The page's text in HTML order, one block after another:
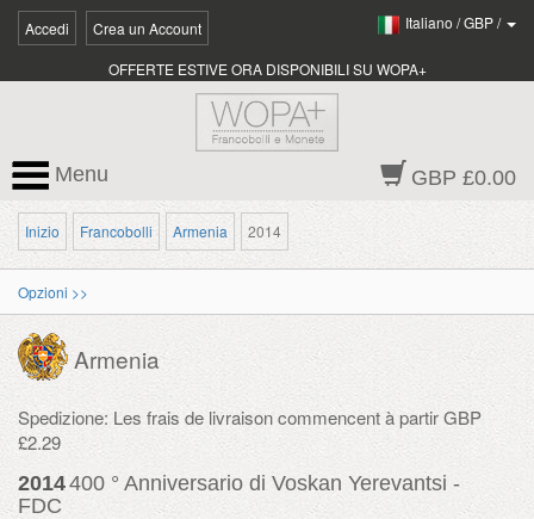
Accedi Crea un Account Italiano /GBP/
OFFERTE ESTIVE ORA DISPONIBILI SU WOPA+
GBP £0.00
Menu
Inizio Francobolli Armenia 2014
Opzioni >>
Armenia
Spedizione: Les frais de livraison commencent à partir GBP
£2.29
2014400 ° Anniversario di Voskan Yerevantsi -
FDC